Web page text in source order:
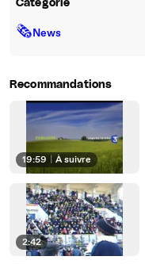
Catégorie
🗞News
Recommandations
19:59 À suivre
2:42